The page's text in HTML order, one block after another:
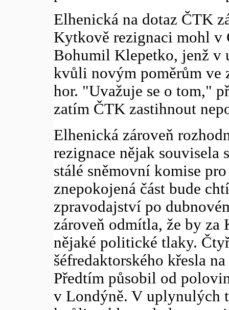
Elhenická na dotaz ČTK
Kytkově rezignaci mohl v
Bohumil Klepetko, jenž v
kvůli novým poměrům ve
hor. "Uvažuje se o tom,"
zatím ČTK zastihnout
Elhenická zároveň
rezignace nějak souvisela
stálé sněmovní komise
znepokojená část bude
zpravodajství po
zároveň odmítla, že by
nějaké politické tlaky.
šéfredaktorského křesla
Předtím působil od
v Londýně. V uplynulých